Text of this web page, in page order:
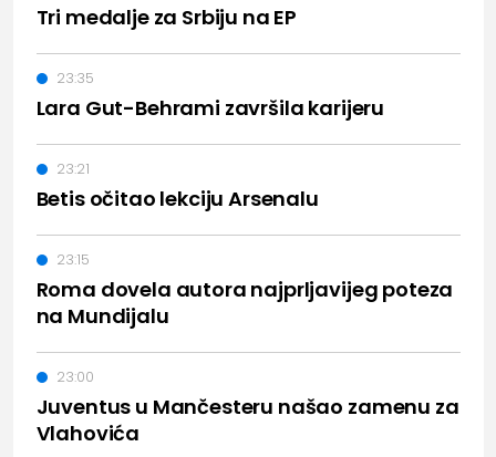
Tri medalje za Srbiju na EP
Lara Gut-Behrami završila karijeru
23:35
Betis očitao lekciju Arsenalu
23:21
Roma dovela autora najprljavijeg poteza
na Mundijalu
23:15
Juventus u Mančesteru našao zamenu za
Vlahovića
23:00